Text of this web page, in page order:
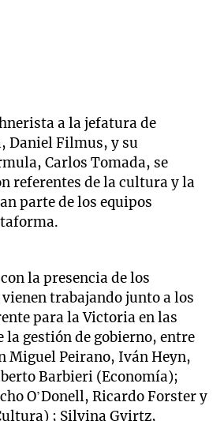
a la jefatura de
Daniel Filmus, y su
Carlos Tomada, se
referentes de la cultura y la
parte de los equipos
la presencia de los
trabajando junto a los
para la Victoria en las
la gestión de gobierno, entre
Miguel Peirano, Iván Heyn,
Barbieri (Economía);
O’Donell, Ricardo Forster y
; Silvina Gvirtz,